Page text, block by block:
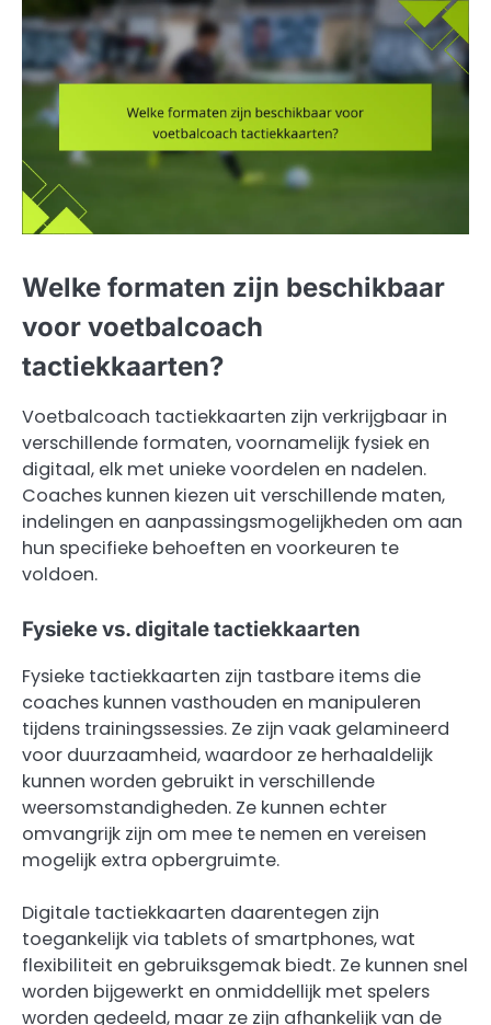
Welke formaten zijn beschikbaar
voor voetbalcoach
tactiekkaarten?
Voetbalcoach tactiekkaarten zijn verkrijgbaar in
verschillende formaten, voornamelijk fysiek en
digitaal, elk met unieke voordelen en nadelen.
Coaches kunnen kiezen uit verschillende maten,
indelingen en aanpassingsmogelijkheden om aan
hun specifieke behoeften en voorkeuren te
voldoen.
Fysieke vs. digitale tactiekkaarten
Fysieke tactiekkaarten zijn tastbare items die
coaches kunnen vasthouden en manipuleren
tijdens trainingssessies. Ze zijn vaak gelamineerd
voor duurzaamheid, waardoor ze herhaaldelijk
kunnen worden gebruikt in verschillende
weersomstandigheden. Ze kunnen echter
omvangrijk zijn om mee te nemen en vereisen
mogelijk extra opbergruimte.
Digitale tactiekkaarten daarentegen zijn
toegankelijk via tablets of smartphones, wat
flexibiliteit en gebruiksgemak biedt. Ze kunnen snel
worden bijgewerkt en onmiddellijk met spelers
worden gedeeld, maar ze zijn afhankelijk van de